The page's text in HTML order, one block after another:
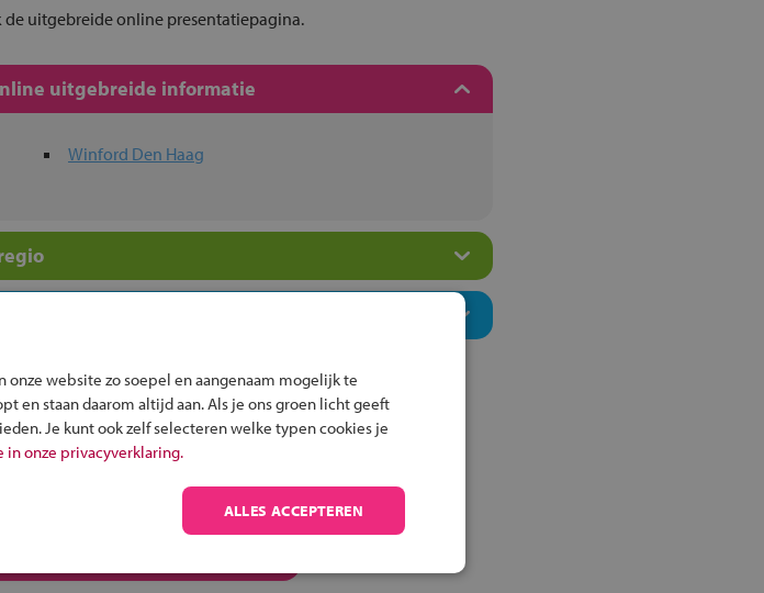
de uitgebreide online presentatiepagina.
uitgebreide informatie
Winford Den Haag
om je kind aan te melden bij
website zo soepel en aangenaam mogelijk te
en staan daarom altijd aan. Als je ons groen licht geeft
Je kunt ook zelf selecteren welke typen cookies je
onze privacyverklaring.
ALLES ACCEPTEREN